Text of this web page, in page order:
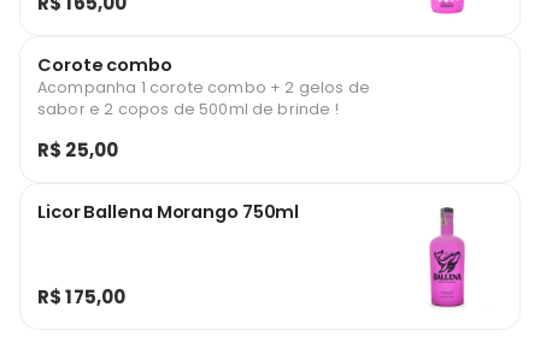
Corote combo
Acompanha 1 corote combo + 2 gelos de
sabor e 2 copos de 500ml de brinde !
R$ 25,00
Licor Ballena Morango 750ml
R$ 175,00